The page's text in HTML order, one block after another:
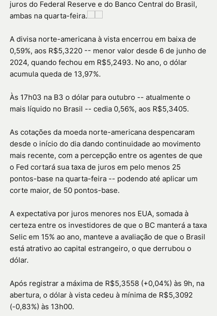
juros do Federal Reserve e do Banco Central do Brasil,
ambas na quarta-feira.
A divisa norte-americana à vista encerrou em baixa de
0,59%, aos R$5,3220 -- menor valor desde 6 de junho de
2024, quando fechou em R$5,2493. No ano, o dólar
acumula queda de 13,97%.
Às 17h03 na B3 o dólar para outubro -- atualmente o
mais líquido no Brasil -- cedia 0,56%, aos R$5,3405.
As cotações da moeda norte-americana despencaram
desde o início do dia dando continuidade ao movimento
mais recente, com a percepção entre os agentes de que
o Fed cortará sua taxa de juros em pelo menos 25
pontos-base na quarta-feira -- podendo até aplicar um
corte maior, de 50 pontos-base.
A expectativa por juros menores nos EUA, somada à
certeza entre os investidores de que o BC manterá a taxa
Selic em 15% ao ano, manteve a avaliação de que o Brasil
está atrativo ao capital estrangeiro, o que derrubou o
dólar.
Após registrar a máxima de R$5,3558 (+0,04%) às 9h, na
abertura, o dólar à vista cedeu à mínima de R$5,3092
(-0,83%) às 13h00.